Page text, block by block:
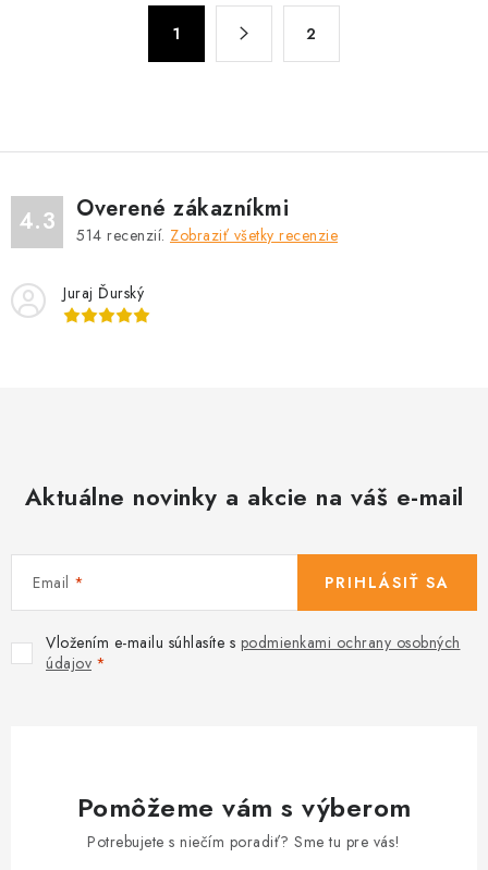
e
y
v
k
v
a
n
e
1 2
4.3 Overené zákazníkmi
514 recenzií. Zobraziť všetky recenzie
Juraj Ďurský
Aktuálne novinky a akcie na váš e-mail
Email
Vložením e-mailu súhlasíte s podmienkami ochrany osobných
údajov
PRIHLÁSIŤ SA
Pomôžeme vám s výberom
Potrebujete s niečím poradiť? Sme tu pre vás!